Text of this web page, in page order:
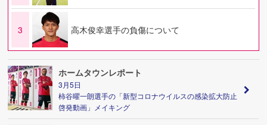
3 高木俊幸選手の負傷について
ホームタウンレポート
3月5日
柿谷曜一朗選手の「新型コロナウイルスの感染拡大防止
啓発動画」メイキング